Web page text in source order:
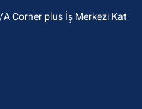
Corner plus İş Merkezi Kat